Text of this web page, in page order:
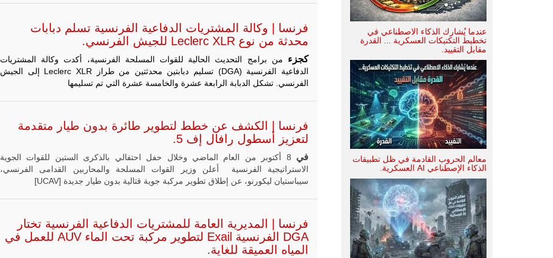
فرنسا | وكالة المشتريات الدفاعية الفرنسية تسلم دبابات
محدثة من نوع Leclerc XLR للجيش الفرنسي.
كجزء من برامج التحديث الحالية للقوات المسلحة الفرنسية، أكدت وكالة المشتريات
الدفاعية الفرنسية (DGA) تسليم دبابتين محدثتين من طراز Leclerc XLR إلى الجيش
الفرنسي. تشكل الدبابة الرابعة عشرة والخامسة عشرة التي تم تسليمها
فرنسا | الكشف عن خطط لتطوير طائرة بدون طيار متقدمة
لتعزيز أسطول رافال إف 5.
في
8 أكتوبر من العام الماضي وخلال حفل احتفالي بالذكرى الستين للقوات الجوية
الاستراتيجية الفرنسية أعلن وزير القوات المسلحة والمحاربين القدامى الفرنسي،
سيباستيان ليكورنو، عن إطلاق تطوير مركبة جوية قتالية بدون طيار جديدة [UCAV]
فرنسا | المديرية العامة للمشتريات الدفاعية الفرنسية تختار
DGA الفرنسية Exail لتطوير مركبة تحت الماء AUV للعمل في
المياه العميقة للغاية.
عندما يُشارك الذكاء الاصطناعي في
تخطيط التكتيكات العسكرية ... القدرة
مقابل التقييد.
معالم الحروب القادمة في ظل تطبيقات
الذكاء الإصطناعي AI العسكرية.